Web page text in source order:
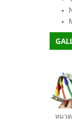
หมว